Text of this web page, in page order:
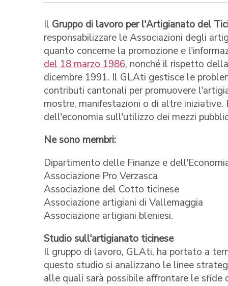
Il Gruppo di lavoro per l'Artigianato del
responsabilizzare le Associazioni degli
quanto concerne la promozione e
del 18 marzo 1986, nonché il rispetto
dicembre 1991. Il GLAti gestisce le
contributi cantonali per promuovere
mostre, manifestazioni o di altre
dell'economia sull'utilizzo dei mezzi
Ne sono membri:
Dipartimento delle Finanze e
Associazione Pro Verzasca
Associazione del Cotto ticinese
Associazione artigiani di Vallemaggia
Associazione artigiani bleniesi.
Studio sull'artigianato ticinese
Il gruppo di lavoro, GLAti, ha portato a
questo studio si analizzano le linee
alle quali sarà possibile affrontare le sfide